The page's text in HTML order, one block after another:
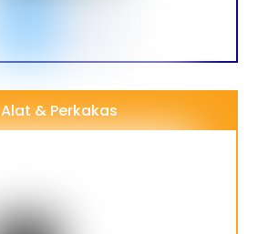
Alat & Perkakas